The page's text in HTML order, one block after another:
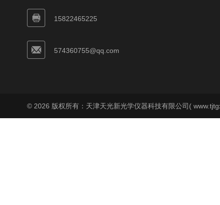
15822465225
574360755@qq.com
© 2026 版权所有：天津天光新光学仪器科技有限公司(